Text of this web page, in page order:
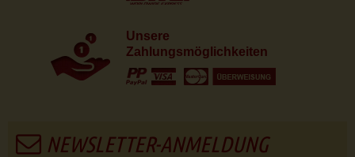
Unsere
Zahlungsmöglichkeiten
NEWSLETTER-ANMELDUNG